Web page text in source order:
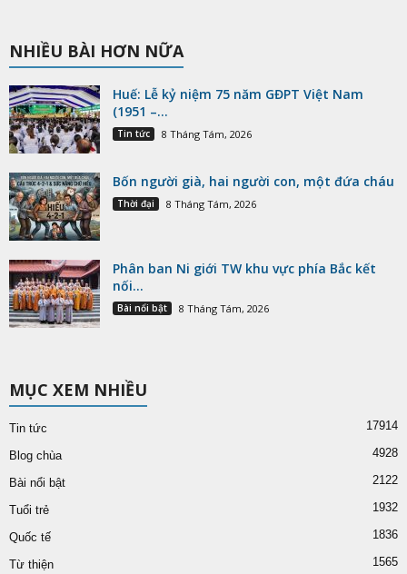
NHIỀU BÀI HƠN NỮA
Huế: Lễ kỷ niệm 75 năm GĐPT Việt Nam
(1951 –...
Tin tức 8 Tháng Tám, 2026
Bốn người già, hai người con, một đứa cháu
Thời đại 8 Tháng Tám, 2026
Phân ban Ni giới TW khu vực phía Bắc kết
nối...
Bài nổi bật 8 Tháng Tám, 2026
MỤC XEM NHIỀU
Tin tức 17914
Blog chùa 4928
Bài nổi bật 2122
Tuổi trẻ 1932
Quốc tế 1836
Từ thiện 1565